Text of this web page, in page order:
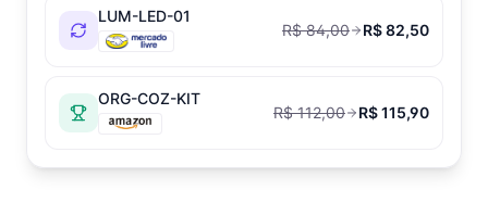
LUM-LED-01
R$ 84,00 R$ 82,50
ORG-COZ-KIT
R$ 112,00 R$ 115,90